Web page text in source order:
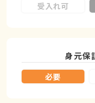
受入れ可
身元保
必要